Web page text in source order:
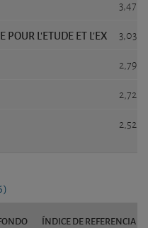
3,47 %
POUR L'ETUDE ET L'EX 3,03 %
2,79 %
2,72 %
2,52 %
ÍNDICE DE REFERENCIA